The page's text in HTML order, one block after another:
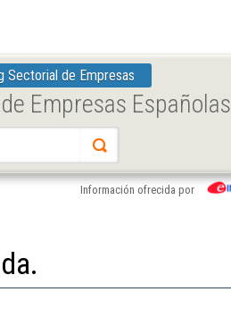
Sectorial de Empresas
Empresas Españolas
Información ofrecida por